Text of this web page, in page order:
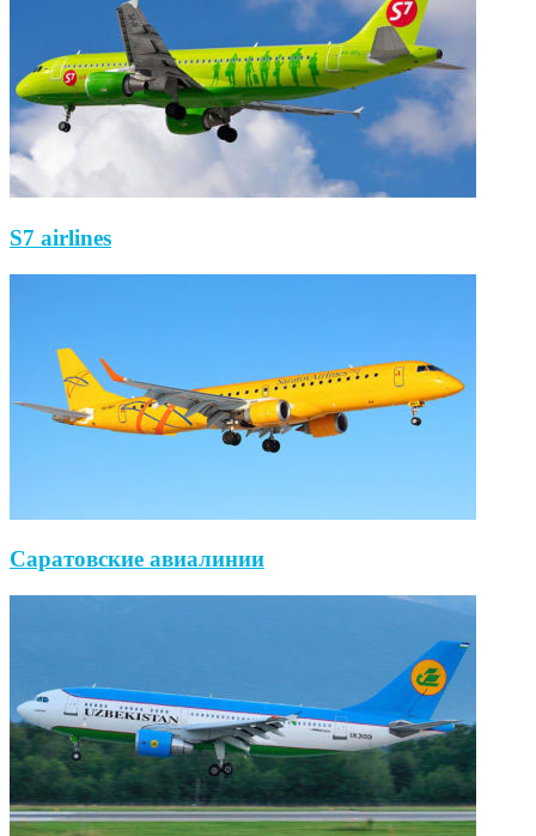
S7 airlines
Саратовские авиалинии